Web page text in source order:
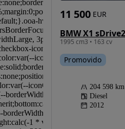
1995 cm3 • 163 cv
11 500 EUR
Promovido
204 598 km
Diesel
2012